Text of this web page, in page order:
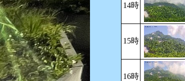
14時
15時
16時